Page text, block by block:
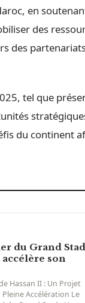
en
des
des
tel que
du continent
du Grand
accélère son
Hassan II : Un Projet
Accélération Le